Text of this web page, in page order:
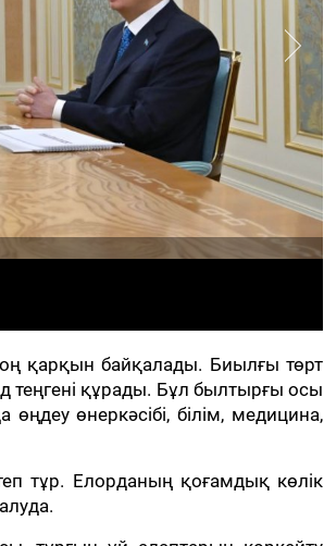
қарқын байқалады. Биылғы төрт
теңгені құрады. Бұл былтырғы осы
өнеркәсібі, білім, медицина,
тұр. Елорданың қоғамдық көлік